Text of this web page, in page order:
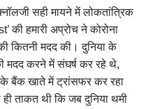
सही मायने में लोकतांत्रिक
की हमारी अप्रोच ने कोरोना
कितनी मदद की। दुनिया के
मदद करने में संघर्ष कर रहे थे,
बैंक खाते में ट्रांसफर कर रहा
ताकत थी कि जब दुनिया थमी